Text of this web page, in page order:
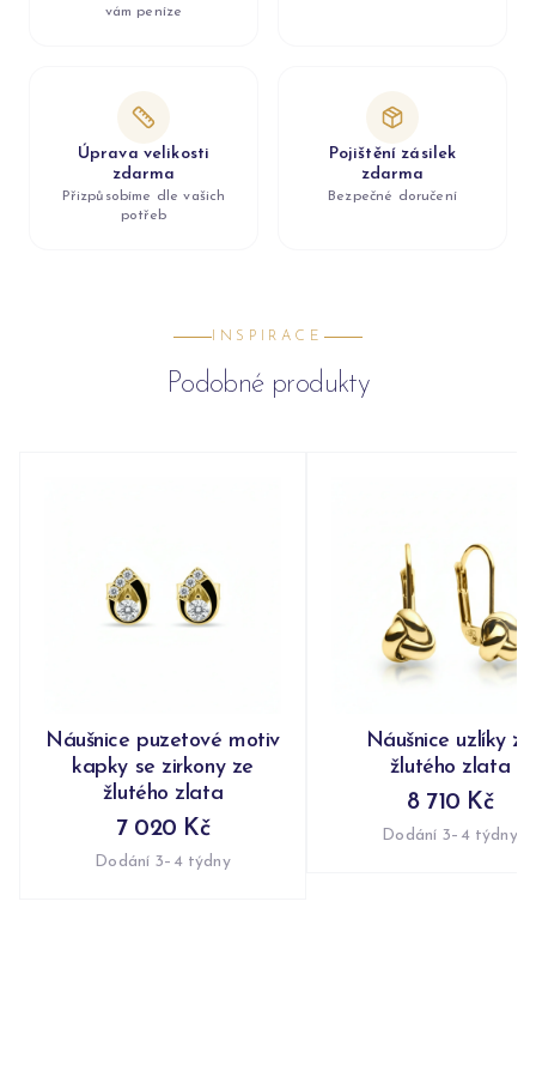
vám peníze
Úprava velikosti
zdarma
Přizpůsobíme dle vašich
potřeb
Pojištění zásilek
zdarma
Bezpečné doručení
INSPIRACE
Podobné produkty
Náušnice puzetové motiv
kapky se zirkony ze
žlutého zlata
7 020 Kč
Dodání 3–4 týdny
Náušnice uzlíky ze
žlutého zlata
8 710 Kč
Dodání 3–4 týdny